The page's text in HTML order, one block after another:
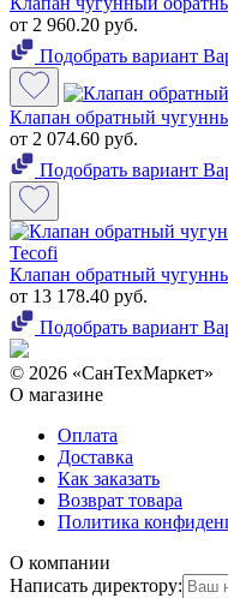
от 2 960.20 руб.
Подобрать вариант
Клапан обратный
от 2 074.60 руб.
Подобрать вариант
Клапан обратный
от 13 178.40 руб.
Подобрать вариант
© 2026 «СанТехМаркет»
О магазине
Оплата
Доставка
Как заказать
Возврат товара
Политика
О компании
Написать директору: